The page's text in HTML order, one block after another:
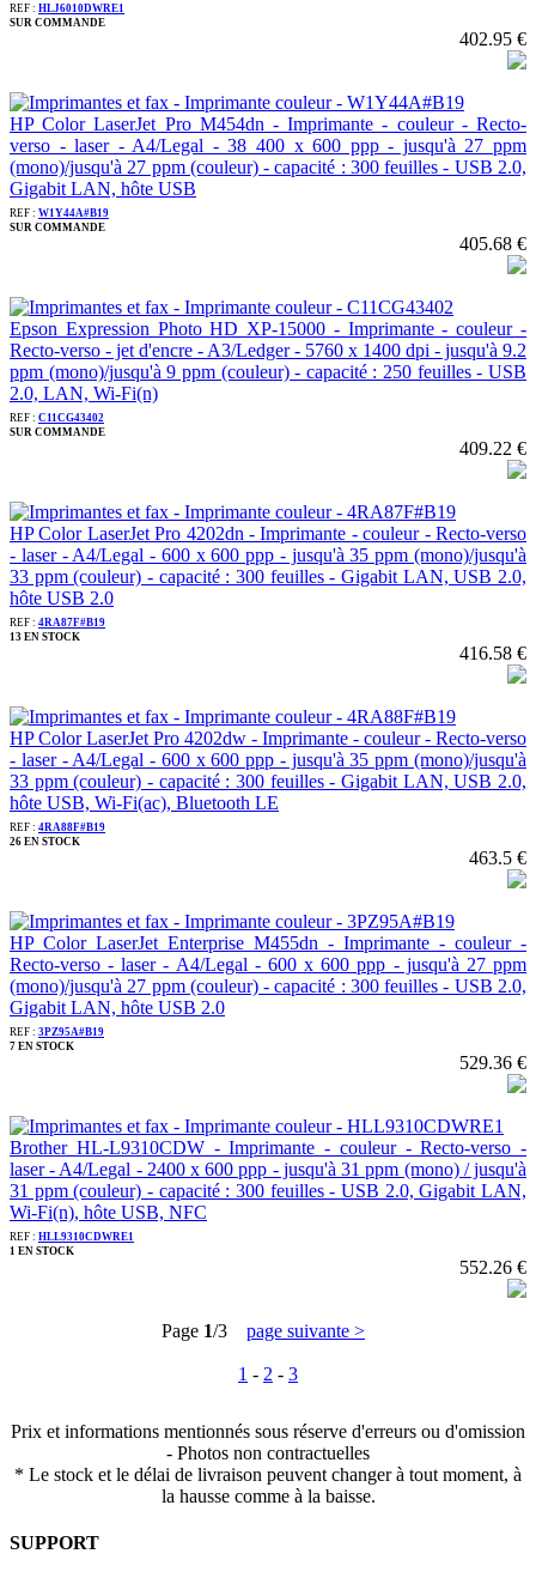
REF : HLJ6010DWRE1
SUR COMMANDE
402.95 €
HP Color LaserJet Pro M454dn - Imprimante - couleur - Recto-
verso - laser - A4/Legal - 38 400 x 600 ppp - jusqu'à 27 ppm
(mono)/jusqu'à 27 ppm (couleur) - capacité : 300 feuilles - USB 2.0,
Gigabit LAN, hôte USB
REF : W1Y44A#B19
SUR COMMANDE
405.68 €
Epson Expression Photo HD XP-15000 - Imprimante - couleur -
Recto-verso - jet d'encre - A3/Ledger - 5760 x 1400 dpi - jusqu'à 9.2
ppm (mono)/jusqu'à 9 ppm (couleur) - capacité : 250 feuilles - USB
2.0, LAN, Wi-Fi(n)
REF : C11CG43402
SUR COMMANDE
409.22 €
HP Color LaserJet Pro 4202dn - Imprimante - couleur - Recto-verso
- laser - A4/Legal - 600 x 600 ppp - jusqu'à 35 ppm (mono)/jusqu'à
33 ppm (couleur) - capacité : 300 feuilles - Gigabit LAN, USB 2.0,
hôte USB 2.0
REF : 4RA87F#B19
13 EN STOCK
416.58 €
HP Color LaserJet Pro 4202dw - Imprimante - couleur - Recto-verso
- laser - A4/Legal - 600 x 600 ppp - jusqu'à 35 ppm (mono)/jusqu'à
33 ppm (couleur) - capacité : 300 feuilles - Gigabit LAN, USB 2.0,
hôte USB, Wi-Fi(ac), Bluetooth LE
REF : 4RA88F#B19
26 EN STOCK
463.5 €
HP Color LaserJet Enterprise M455dn - Imprimante - couleur -
Recto-verso - laser - A4/Legal - 600 x 600 ppp - jusqu'à 27 ppm
(mono)/jusqu'à 27 ppm (couleur) - capacité : 300 feuilles - USB 2.0,
Gigabit LAN, hôte USB 2.0
REF : 3PZ95A#B19
7 EN STOCK
529.36 €
Brother HL-L9310CDW - Imprimante - couleur - Recto-verso -
laser - A4/Legal - 2400 x 600 ppp - jusqu'à 31 ppm (mono) / jusqu'à
31 ppm (couleur) - capacité : 300 feuilles - USB 2.0, Gigabit LAN,
Wi-Fi(n), hôte USB, NFC
REF : HLL9310CDWRE1
1 EN STOCK
552.26 €
Page 1/3 page suivante >
1 - 2 - 3
Prix et informations mentionnés sous réserve d'erreurs ou d'omission
- Photos non contractuelles
* Le stock et le délai de livraison peuvent changer à tout moment, à
la hausse comme à la baisse.
SUPPORT